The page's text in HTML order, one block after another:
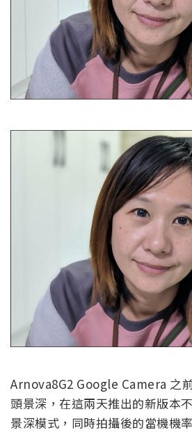
Arnova8G2 Google Camera 之
頭景深，在這兩天推出的新版本
景深模式，同時拍攝後的當機機